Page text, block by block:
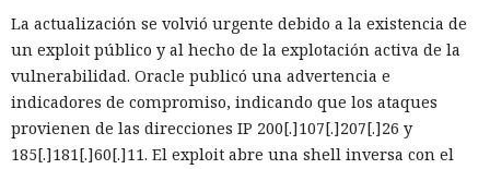
La actualización se volvió urgente debido a la existencia de
un exploit público y al hecho de la explotación activa de la
vulnerabilidad. Oracle publicó una advertencia e
indicadores de compromiso, indicando que los ataques
provienen de las direcciones IP 200[.]107[.]207[.]26 y
185[.]181[.]60[.]11. El exploit abre una shell inversa con el